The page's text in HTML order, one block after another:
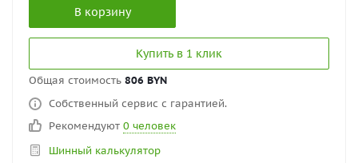
В корзину
Купить в 1 клик
Общая стоимость 806 BYN
Собственный сервис с гарантией.
Рекомендуют 0 человек
Шинный калькулятор